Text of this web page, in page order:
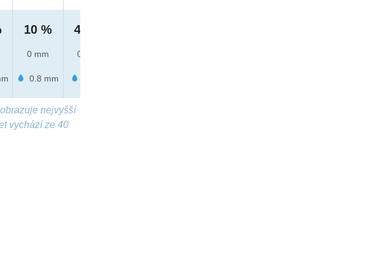
10 %
0 mm
0.8 mm
40 %
0 mm
nejvyšší
vychází ze 40